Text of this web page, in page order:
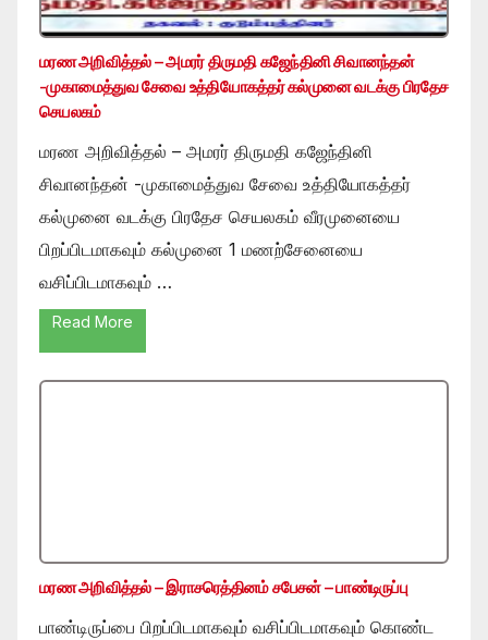
மரண அறிவித்தல் – அமரர் திருமதி கஜேந்தினி சிவானந்தன்
-முகாமைத்துவ சேவை உத்தியோகத்தர் கல்முனை வடக்கு பிரதேச
செயலகம்
மரண அறிவித்தல் – அமரர் திருமதி கஜேந்தினி
சிவானந்தன் -முகாமைத்துவ சேவை உத்தியோகத்தர்
கல்முனை வடக்கு பிரதேச செயலகம் வீரமுனையை
பிறப்பிடமாகவும் கல்முனை 1 மணற்சேனையை
வசிப்பிடமாகவும் …
Read More
மரண அறிவித்தல் – இராசரெத்தினம் சபேசன் – பாண்டிருப்பு
பாண்டிருப்பை பிறப்பிடமாகவும் வசிப்பிடமாகவும் கொண்ட